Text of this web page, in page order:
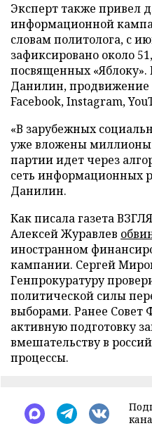
Эксперт также привел
информационной
словам политолога, с
зафиксировано около
посвященных
Данилин, продвижение
Facebook, Instagram,
«В зарубежных
уже вложены
партии идет через
сеть информационных
Данилин.
Как писала газета
Алексей Журавлев
иностранном
кампании. Сергей
Генпрокуратуру
политической силы
выборами. Ранее Совет
активную подготовку
вмешательству в
процессы.